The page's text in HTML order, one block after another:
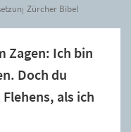
Zürcher Bibel
Zagen: Ich bin
Doch du
als ich